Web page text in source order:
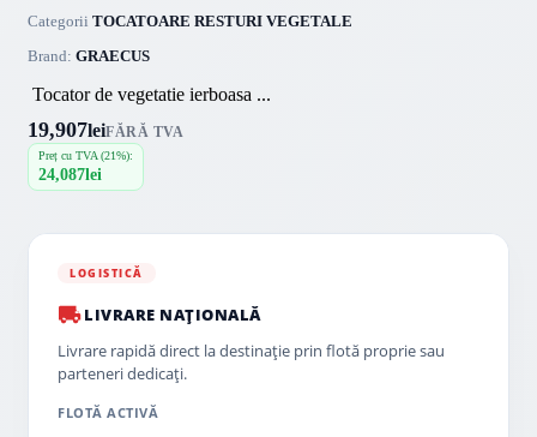
Categorii TOCATOARE RESTURI VEGETALE
Brand: GRAECUS
Tocator de vegetatie ierboasa ...
19,907leiFĂRĂ TVA
Preț cu TVA (21%):
24,087lei
LOGISTICĂ
LIVRARE NAȚIONALĂ
Livrare rapidă direct la destinație prin flotă proprie sau
parteneri dedicați.
FLOTĂ ACTIVĂ